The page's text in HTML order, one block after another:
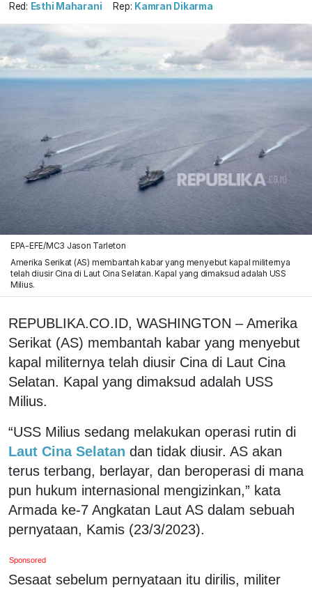
Red: Esthi Maharani Rep: Kamran Dikarma
EPA-EFE/MC3 Jason Tarleton
Amerika Serikat (AS) membantah kabar yang menyebut kapal militernya
telah diusir Cina di Laut Cina Selatan. Kapal yang dimaksud adalah USS
Milius.
REPUBLIKA.CO.ID, WASHINGTON – Amerika
Serikat (AS) membantah kabar yang menyebut
kapal militernya telah diusir Cina di Laut Cina
Selatan. Kapal yang dimaksud adalah USS
Milius.
“USS Milius sedang melakukan operasi rutin di
Laut Cina Selatan dan tidak diusir. AS akan
terus terbang, berlayar, dan beroperasi di mana
pun hukum internasional mengizinkan,” kata
Armada ke-7 Angkatan Laut AS dalam sebuah
pernyataan, Kamis (23/3/2023).
Sponsored
Sesaat sebelum pernyataan itu dirilis, militer